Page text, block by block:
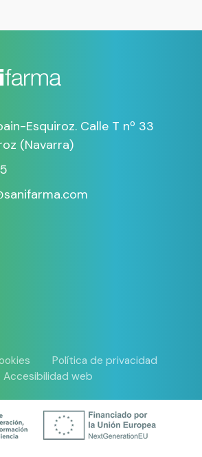
Esquiroz. Calle T nº 33
(Navarra)
Política de privacidad
Accesibilidad web